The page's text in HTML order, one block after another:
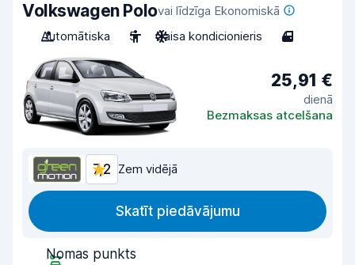
Volkswagen Polovai līdzīga Ekonomiskā
Automātiska
5 Gaisa kondicionieris 4
25,91 €
dienā
Bezmaksas atcelšana
7,2 Zem vidējā
Skatīt piedāvājumu
Nomas punkts